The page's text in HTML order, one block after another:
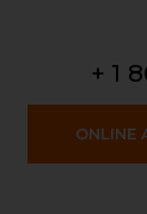
+ 1
ONLINE